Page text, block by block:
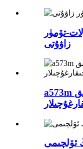
تۆمۈر
زاۋۇتى
a573m كاربون پولات چىۋىق
ئۆلچىمى